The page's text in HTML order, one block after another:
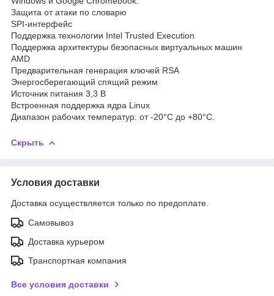
Защита от атаки по словарю
SPI-интерфейс
Поддержка технологии Intel Trusted Execution
Поддержка архитектуры безопасных виртуальных машин
AMD
Предварительная генерация ключей RSA
Энергосберегающий спящий режим
Источник питания 3,3 В
Встроенная поддержка ядра Linux
Диапазон рабочих температур: от -20°C до +80°C.
Скрыть
Условия доставки
Доставка осуществляется только по предоплате.
Самовывоз
Доставка курьером
Транспортная компания
Все условия доставки